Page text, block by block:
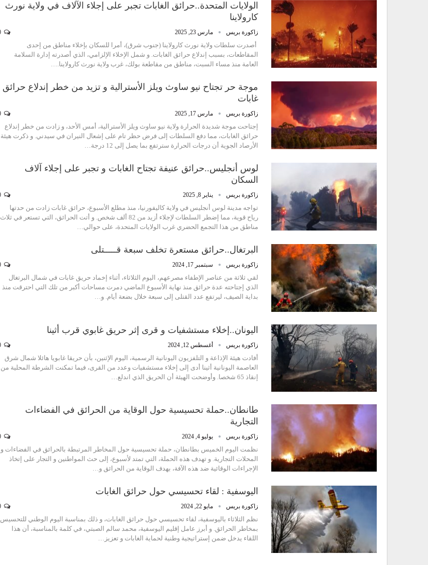
الولايات المتحدة..حرائق الغابات تجبر على إجلاء الآلاف في ولاية نورث
كارولاينا
زاكورة بريس مارس 23, 2025
أصدرت سلطات ولاية نورث كارولاينا (جنوب شرق)، أمرا للسكان بإخلاء مناطق من إحدى
المقاطعات، بسبب إندلاع حرائق الغابات. و شمل الإخلاء الإلزامي، الذي أصدرته إدارة السلامة
العامة منذ مساء السبت، مناطق من مقاطعة بولك، غرب ولاية نورث كارولاينا.…
موجة حر تجتاح نيو ساوث ويلز الأسترالية و تزيد من خطر إندلاع حرائق
غابات
زاكورة بريس مارس 17, 2025
إجتاحت موجة شديدة الحرارة ولاية نيو ساوث ويلز الأسترالية، أمس الأحد، و زادت من خطر إندلاع
حرائق الغابات، مما دفع السلطات إلى فرض حظر تام على إشعال النيران في سيدني. و ذكرت هيئة
الأرصاد الجوية أن درجات الحرارة سترتفع بما يصل إلى 12 درجة…
لوس أنجليس..حرائق عنيفة تجتاح الغابات و تجبر على إجلاء آلاف
السكان
زاكورة بريس يناير 8, 2025
تواجه مدينة لوس أنجليس في ولاية كاليفورنيا، منذ مطلع الأسبوع، حرائق غابات زادت من حدتها
رياح قوية، مما إضطر السلطات لإجلاء أزيد من 82 ألف شخص. و أتت الحرائق، التي تستعر في ثلاث
مناطق من هذا التجمع الحضري غرب الولايات المتحدة، على حوالي…
البرتغال..حرائق مستعرة تخلف سبعة قـــــتلى
زاكورة بريس سبتمبر 17, 2024
لقي ثلاثة من عناصر الإطفاء مصرعهم، اليوم الثلاثاء، أثناء إخماد حريق غابات في شمال البرتغال
الذي إجتاحته عدة حرائق منذ نهاية الأسبوع الماضي دمرت مساحات أكبر من تلك التي احترقت منذ
بداية الصيف، ليرتفع عدد القتلى إلى سبعة خلال بضعة أيام. و…
اليونان..إخلاء مستشفيات و قرى إثر حريق غابوي قرب أثينا
زاكورة بريس أغسطس 12, 2024
أفادت هيئة الإذاعة و التلفزيون اليونانية الرسمية، اليوم الإثنين، بأن حريقا غابويا هائلا شمال شرق
العاصمة اليونانية أثينا أدى إلى إخلاء مستشفيات وعدد من القرى، فيما تمكنت الشرطة المحلية من
إنقاذ 65 شخصا. وأوضحت الهيئة أن الحريق الذي اندلع…
طانطان..حملة تحسيسية حول الوقاية من الحرائق في الفضاءات
التجارية
زاكورة بريس يوليو 4, 2024
نظمت اليوم الخميس بطانطان، حملة تحسيسية حول المخاطر المرتبطة بالحرائق في الفضاءات و
المحلات التجارية. و تهدف هذه الحملة، التي تمتد لأسبوع، إلى حث المواطنين و التجار على إتخاذ
الإجراءات الوقائية ضد هذه الآفة، بهدف الوقاية من الحرائق و…
اليوسفية : لقاء تحسيسي حول حرائق الغابات
زاكورة بريس مايو 22, 2024
نظم الثلاثاء باليوسفية، لقاء تحسيسي حول حرائق الغابات، و ذلك بمناسبة اليوم الوطني للتحسيس
بمخاطر الحرائق. و أبرز عامل إقليم اليوسفية، محمد سالم الصبتي، في كلمة بالمناسبة، أن هذا
اللقاء يدخل ضمن إستراتيجية وطنية لحماية الغابات و تعزيز…